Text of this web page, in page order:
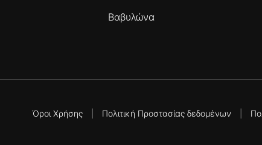
Βαβυλώνα
Όροι Χρήσης| Πολιτική Προστασίας δεδομένων